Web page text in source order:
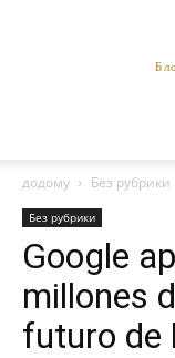
додому Без рубрики
Без рубрики
Google
millones
futuro de